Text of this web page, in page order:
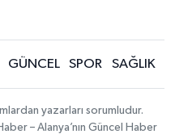
GÜNCEL SPOR SAĞLIK
yazarları sorumludur.
– Alanya’nın Güncel Haber